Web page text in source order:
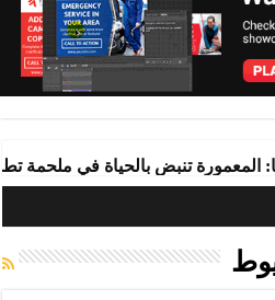
المعمورة تنبض بالحياة في ملحمة